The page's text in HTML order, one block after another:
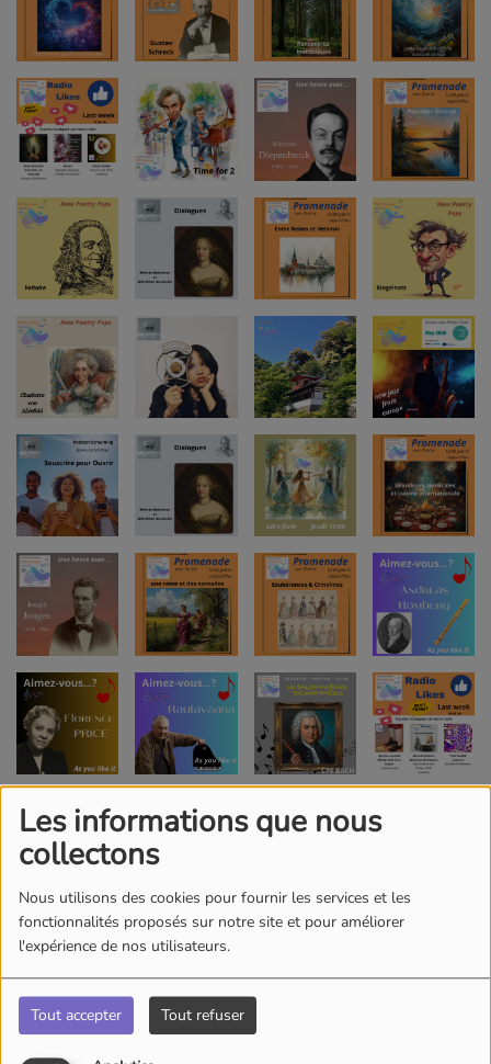
Les informations que nous
collectons
Nous utilisons des cookies pour fournir les services et les
fonctionnalités proposés sur notre site et pour améliorer
l'expérience de nos utilisateurs.
Tout accepter Tout refuser